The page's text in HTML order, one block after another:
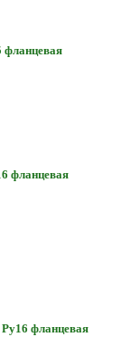
фланцевая
фланцевая
фланцевая